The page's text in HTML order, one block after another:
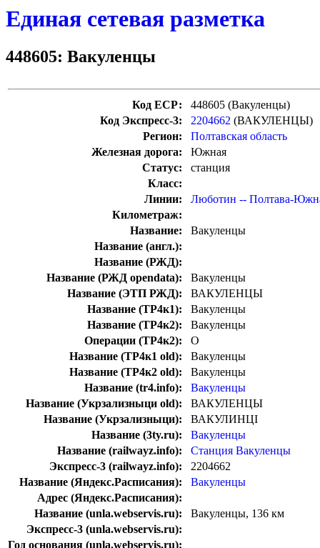
Единая сетевая разметка
448605: Вакуленцы
Код ЕСР:
448605 (Вакуленцы)
Код Экспресс-3:
2204662 (ВАКУЛЕНЦЫ)
Регион:
Полтавская область
Железная дорога:
Южная
Статус:
станция
Класс:
Линии:
Люботин -- Полтава-
Километраж:
Название:
Вакуленцы
Название (англ.):
Название (РЖД):
Название (РЖД opendata):
Вакуленцы
Название (ЭТП РЖД):
ВАКУЛЕНЦЫ
Название (ТР4к1):
Вакуленцы
Название (ТР4к2):
Вакуленцы
Операции (ТР4к2):
О
Название (ТР4к1 old):
Вакуленцы
Название (ТР4к2 old):
Вакуленцы
Название (tr4.info):
Вакуленцы
Название (Укрзализныци old):
ВАКУЛЕНЦЫ
Название (Укрзализныци):
ВАКУЛИНЦІ
Название (3ty.ru):
Вакуленцы
Название (railwayz.info):
Станция Вакуленцы
Экспресс-3 (railwayz.info):
2204662
Название (Яндекс.Расписания):
Вакуленцы
Адрес (Яндекс.Расписания):
Название (unla.webservis.ru):
Вакуленцы, 136 км
Экспресс-3 (unla.webservis.ru):
Год основания (unla.webservis.ru):